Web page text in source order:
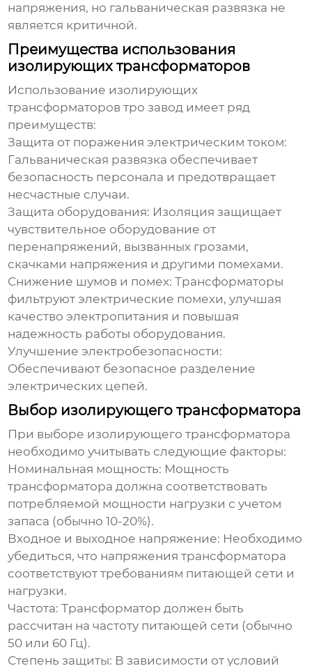
напряжения, но гальваническая развязка не
является критичной.
Преимущества использования
изолирующих трансформаторов
Использование изолирующих
трансформаторов тро завод имеет ряд
преимуществ:
Защита от поражения электрическим током:
Гальваническая развязка обеспечивает
безопасность персонала и предотвращает
несчастные случаи.
Защита оборудования: Изоляция защищает
чувствительное оборудование от
перенапряжений, вызванных грозами,
скачками напряжения и другими помехами.
Снижение шумов и помех: Трансформаторы
фильтруют электрические помехи, улучшая
качество электропитания и повышая
надежность работы оборудования.
Улучшение электробезопасности:
Обеспечивают безопасное разделение
электрических цепей.
Выбор изолирующего трансформатора
При выборе изолирующего трансформатора
необходимо учитывать следующие факторы:
Номинальная мощность: Мощность
трансформатора должна соответствовать
потребляемой мощности нагрузки с учетом
запаса (обычно 10-20%).
Входное и выходное напряжение: Необходимо
убедиться, что напряжения трансформатора
соответствуют требованиям питающей сети и
нагрузки.
Частота: Трансформатор должен быть
рассчитан на частоту питающей сети (обычно
50 или 60 Гц).
Степень защиты: В зависимости от условий